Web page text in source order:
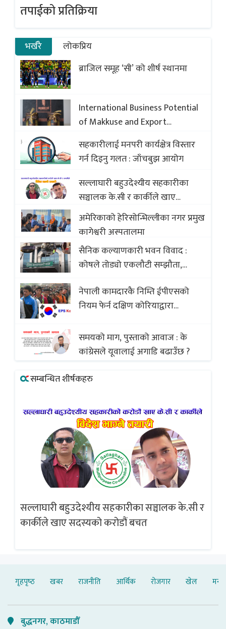
तपाईको प्रतिक्रिया
भर्खरै
लोकप्रिय
ब्राजिल समूह ‘सी’ को शीर्ष स्थानमा
International Business Potential
of Makkuse and Export
Opportunities of Nepali Sweets
with Global Comparison to
Baklava
सहकारीलाई मनपरी कार्यक्षेत्र विस्तार
गर्न दिइनु गलत : जाँचबुझ आयोग
सल्लाघारी बहुउदेश्यीय सहकारीका
सञ्चालक के.सी र कार्कीले खाए
सदस्यको करोडौं बचत
अमेरिकाको हेरिसोन्भिल्लीका नगर प्रमुख
कागेश्वरी अस्पतालमा
सैनिक कल्याणकारी भवन विवाद :
कोषले तोड्यो एकलौटी सम्झौता,
(भिडियो)
नेपाली कामदारकै निम्ति ईपीएसको
नियम फेर्न दक्षिण कोरियाद्वारा
समयको माग, पुस्ताको आवाज : के
कांग्रेसले यूवालाई अगाडि बढाउँछ ?
सम्बन्धित शीर्षकहरु
सल्लाघारी बहुउदेश्यीय सहकारीका सञ्चालक के.सी र
कार्कीले खाए सदस्यको करोडौं बचत
गृहपृष्‍ठ खबर राजनीति आर्थिक रोजगार खेल
बुद्धनगर, काठमाडौँ